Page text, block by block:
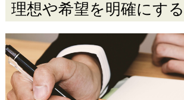
理想や希望を明確にする